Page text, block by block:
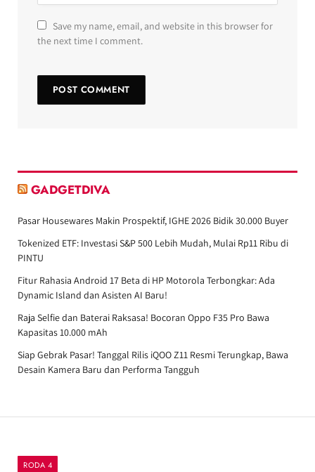
Save my name, email, and website in this browser for
the next time I comment.
GADGETDIVA
Pasar Housewares Makin Prospektif, IGHE 2026 Bidik 30.000 Buyer
Tokenized ETF: Investasi S&P 500 Lebih Mudah, Mulai Rp11 Ribu di
PINTU
Fitur Rahasia Android 17 Beta di HP Motorola Terbongkar: Ada
Dynamic Island dan Asisten AI Baru!
Raja Selfie dan Baterai Raksasa! Bocoran Oppo F35 Pro Bawa
Kapasitas 10.000 mAh
Siap Gebrak Pasar! Tanggal Rilis iQOO Z11 Resmi Terungkap, Bawa
Desain Kamera Baru dan Performa Tangguh
RODA 4